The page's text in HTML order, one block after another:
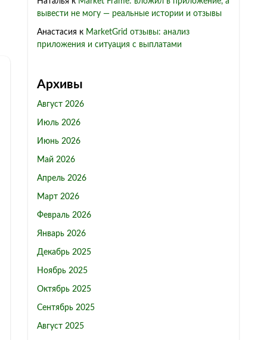
вывести не могу — реальные истории и отзывы
Анастасия к MarketGrid отзывы: анализ
приложения и ситуация с выплатами
Архивы
Август 2026
Июль 2026
Июнь 2026
Май 2026
Апрель 2026
Март 2026
Февраль 2026
Январь 2026
Декабрь 2025
Ноябрь 2025
Октябрь 2025
Сентябрь 2025
Август 2025